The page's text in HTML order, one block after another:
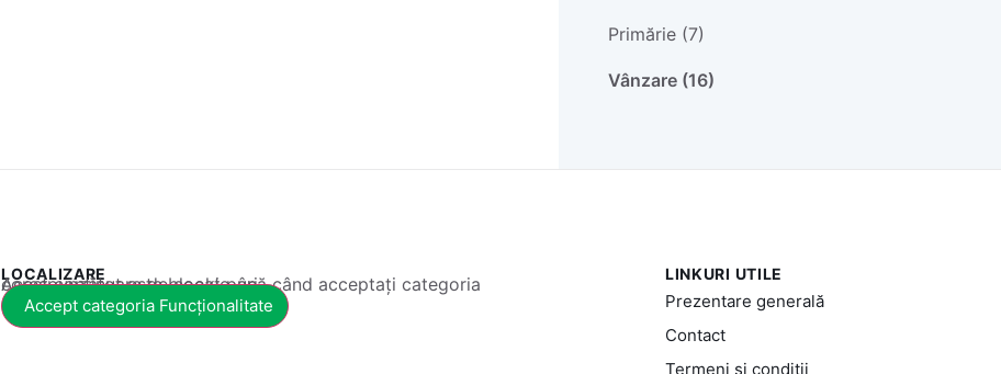
Primărie (7)
Vânzare (16)
LOCALIZARE
Acest conținut este blocat până când acceptați categoria corespunzătoare de cookie-uri.
Accept categoria Funcționalitate
LINKURI UTILE
Prezentare generală
Contact
Termeni și condiții